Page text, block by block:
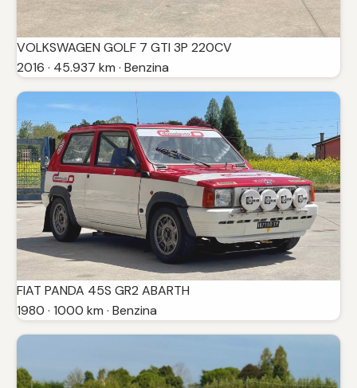
VOLKSWAGEN GOLF 7 GTI 3P 220CV
2016 · 45.937 km · Benzina
FIAT PANDA 45S GR2 ABARTH
1980 · 1000 km · Benzina